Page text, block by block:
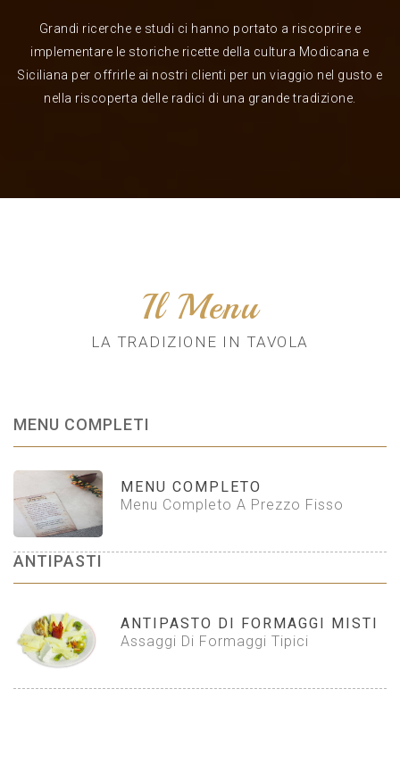
Grandi ricerche e studi ci hanno portato a riscoprire e
implementare le storiche ricette della cultura Modicana e
Siciliana per offrirle ai nostri clienti per un viaggio nel gusto e
nella riscoperta delle radici di una grande tradizione.
Il Menu
LA TRADIZIONE IN TAVOLA
MENU COMPLETI
MENU COMPLETO
Menu Completo A Prezzo Fisso
ANTIPASTI
ANTIPASTO DI FORMAGGI MISTI
Assaggi Di Formaggi Tipici